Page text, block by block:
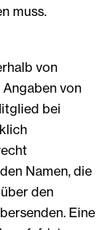
muss.
von
von
bei
Namen, die
den
Eine